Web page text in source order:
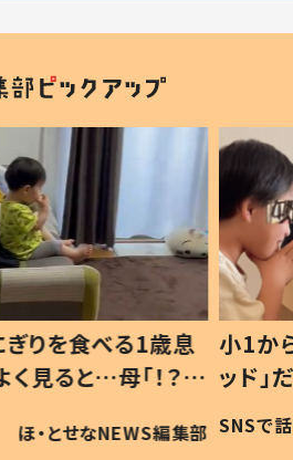
、息子は「ギフテ
父が“ウチ給食”を
由とは #令和の親
ほ・とせなNEWS編集部
ひ孫
が、抱
「涙
い」